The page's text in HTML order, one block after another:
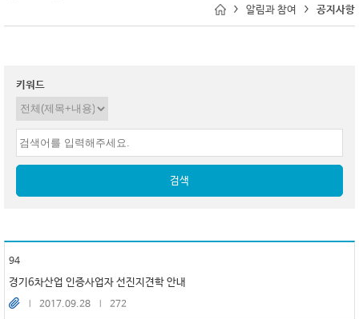
알림과 참여 공지사항
키워드
검색
94
경기6차산업 인증사업자 선진지견학 안내
2017.09.28
272